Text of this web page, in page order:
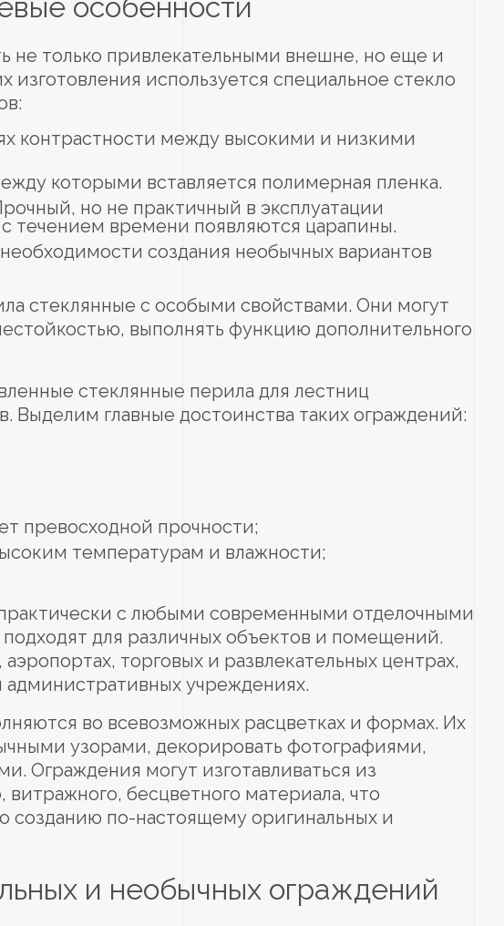
особенности
только привлекательными внешне, но еще и
используется специальное стекло
контрастности между высокими и низкими
которыми вставляется полимерная пленка.
но не практичный в эксплуатации
течением времени появляются царапины.
создания необычных вариантов
стеклянные с особыми свойствами. Они могут
выполнять функцию дополнительного
стеклянные перила для лестниц
Выделим главные достоинства таких ограждений:
превосходной прочности;
температурам и влажности;
с любыми современными отделочными
для различных объектов и помещений.
торговых и развлекательных центрах,
административных учреждениях.
во всевозможных расцветках и формах. Их
узорами, декорировать фотографиями,
Ограждения могут изготавливаться из
витражного, бесцветного материала, что
созданию по-настоящему оригинальных и
и необычных ограждений